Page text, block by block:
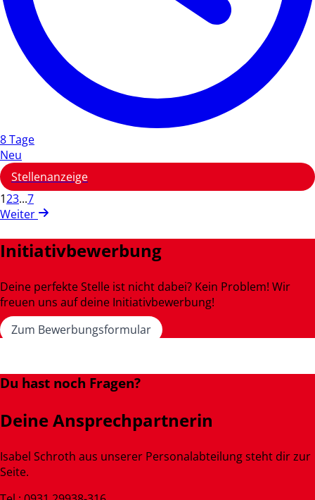
8 Tage
Neu
Stellenanzeige
123...7
Weiter
Initiativbewerbung
Deine perfekte Stelle ist nicht dabei? Kein Problem! Wir
freuen uns auf deine Initiativbewerbung!
Zum Bewerbungsformular
Du hast noch Fragen?
Deine Ansprechpartnerin
Isabel Schroth aus unserer Personalabteilung steht dir zur
Seite.